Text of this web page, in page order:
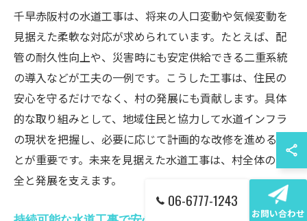
千早赤阪村の水道工事は、将来の人口変動や気候変動を
見据えた柔軟な対応が求められています。たとえば、配
管の耐久性向上や、災害時にも安定供給できる二重系統
の導入などが工夫の一例です。こうした工事は、住民の
安心を守るだけでなく、村の発展にも貢献します。具体
的な取り組みとして、地域住民と協力して水道インフラ
の現状を把握し、必要に応じて計画的な改修を進めるこ
とが重要です。未来を見据えた水道工事は、村全体の安
全と発展を支えます。
06-6777-1243
お問い合わせ